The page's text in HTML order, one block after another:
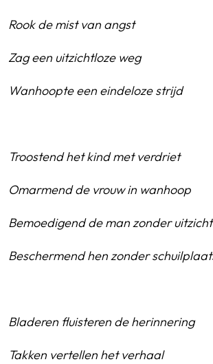
Rook de mist van angst
Zag een uitzichtloze weg
Wanhoopte een eindeloze strijd
Troostend het kind met verdriet
Omarmend de vrouw in wanhoop
Bemoedigend de man zonder uitzicht
Beschermend hen zonder
Bladeren fluisteren de herinnering
Takken vertellen het verhaal